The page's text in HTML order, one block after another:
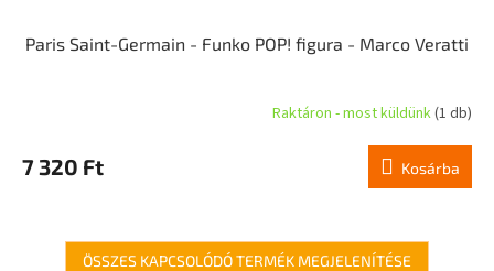
Paris Saint-Germain - Funko POP! figura - Marco Veratti
Raktáron - most küldünk(1 db)
7 320 Ft Kosárba
ÖSSZES KAPCSOLÓDÓ TERMÉK MEGJELENÍTÉSE